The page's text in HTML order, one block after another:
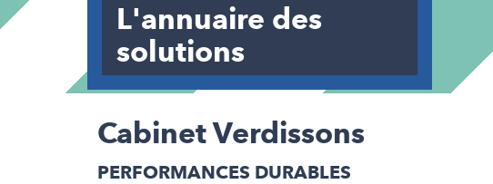
L'annuaire des
solutions
Cabinet Verdissons
PERFORMANCES DURABLES